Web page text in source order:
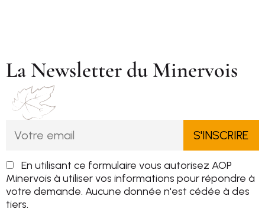
La Newsletter du Minervois
En utilisant ce formulaire vous autorisez AOP
Minervois à utiliser vos informations pour répondre à
votre demande. Aucune donnée n'est cédée à des
tiers.